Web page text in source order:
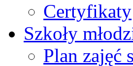
Certyfikaty
Szkoły
Plan zajęć